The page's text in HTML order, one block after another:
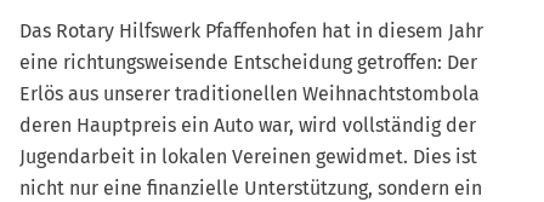
Das Rotary Hilfswerk Pfaffenhofen hat in diesem Jahr
eine richtungsweisende Entscheidung getroffen: Der
Erlös aus unserer traditionellen Weihnachtstombola
deren Hauptpreis ein Auto war, wird vollständig der
Jugendarbeit in lokalen Vereinen gewidmet. Dies ist
nicht nur eine finanzielle Unterstützung, sondern ein